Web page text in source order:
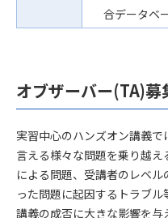
合データベ
オブザーバー(TA)募
実習中心のハンズオン講義
言える様々な問題を乗り越
による問題、受講者のレベ
った問題に起因するトラブ
講義の成否に大きな影響を